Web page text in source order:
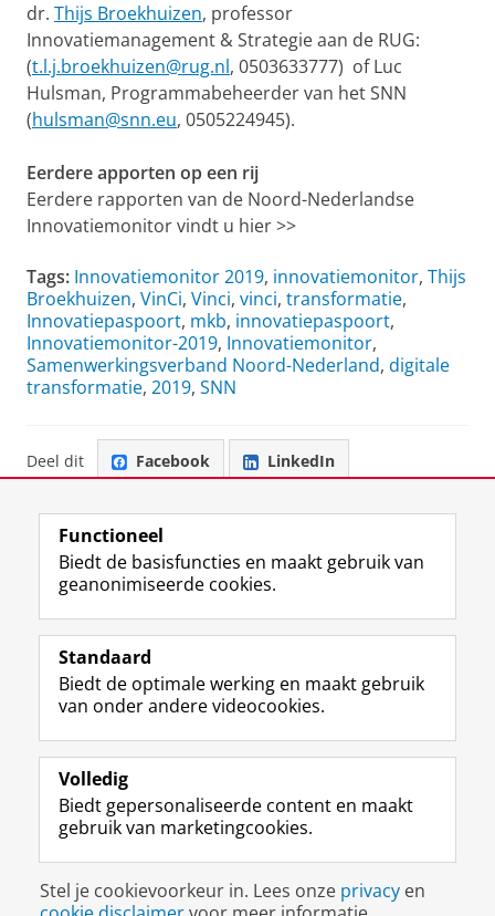
dr. Thijs Broekhuizen, professor
Innovatiemanagement & Strategie aan de RUG:
(t.l.j.broekhuizen@rug.nl, 0503633777) of Luc
Hulsman, Programmabeheerder van het SNN
(hulsman@snn.eu, 0505224945).
Eerdere apporten op een rij
Eerdere rapporten van de Noord-Nederlandse
Innovatiemonitor vindt u hier >>
Tags: Innovatiemonitor 2019, innovatiemonitor, Thijs
Broekhuizen, VinCi, Vinci, vinci, transformatie,
Innovatiepaspoort, mkb, innovatiepaspoort,
Innovatiemonitor-2019, Innovatiemonitor,
Samenwerkingsverband Noord-Nederland, digitale
transformatie, 2019, SNN
Deel dit Facebook LinkedIn
Volg de RUG
F
a
e
b
o
p
a
i
n
a
L
i
k
e
I
-
p
g
i
n
R
S
-
f
e
R
k
s
u
I
n
t
r
m
c
c
o
Y
o
T
e
k
a
a
Studiekiezers
Alumni
Over ons
Disclaimer & Copyright
Inloggen
Functioneel
Biedt de basisfuncties en maakt gebruik van
geanonimiseerde cookies.
Standaard
Biedt de optimale werking en maakt gebruik
van onder andere videocookies.
Volledig
Biedt gepersonaliseerde content en maakt
gebruik van marketingcookies.
Stel je cookievoorkeur in. Lees onze privacy en